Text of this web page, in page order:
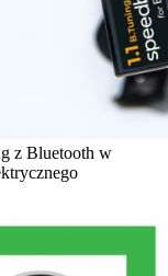
z Bluetooth w